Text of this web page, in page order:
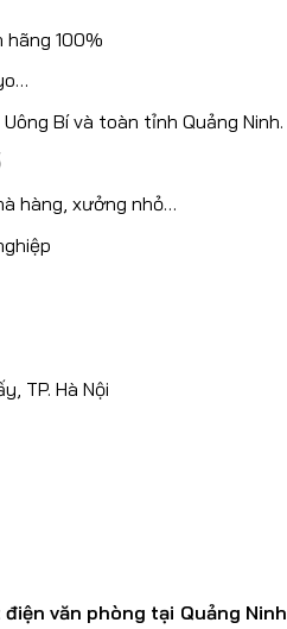
100%
Bí và toàn tỉnh Quảng Ninh.
hàng, xưởng nhỏ…
TP. Hà Nội
văn phòng tại Quảng Ninh